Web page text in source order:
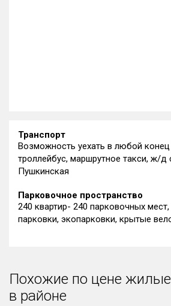
Транспорт
Возможность уехать в любой конец
троллейбус, маршрутное такси, ж/д
Пушкинская
Парковочное пространство
240 квартир- 240 парковочных мест,
парковки, экопарковки, крытые
Похожие по цене
в районе